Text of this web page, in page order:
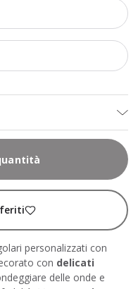
personalizzati con
con delicati
delle onde e